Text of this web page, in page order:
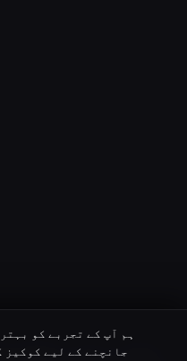
ہم آپ کے تجربے کو
جانچنے کے لیے کوکیز